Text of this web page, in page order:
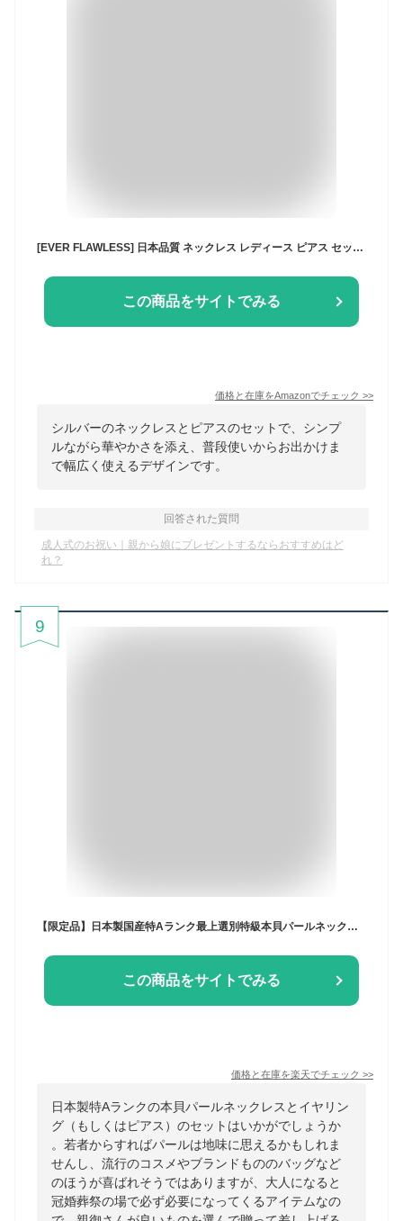
[EVER FLAWLESS] 日本品質 ネックレス レディース ピアス セット シルバー 彼女 クリスマス プレゼント 20代 30代 誕生日 記念日 ホワイトデー ギフト 金属アレルギー対応 アクセサリー
この商品をサイトでみる
価格と在庫をAmazonでチェック >>
シルバーのネックレスとピアスのセットで、シンプ
ルながら華やかさを添え、普段使いからお出かけま
で幅広く使えるデザインです。
回答された質問
成人式のお祝い｜親から娘にプレゼントするならおすすめはど
れ？
9
【限定品】日本製国産特Aランク最上選別特級本貝パールネックレスセット イヤリングピアス8mm花珠級 (フォーマル 冠婚葬祭 結婚式 披露宴 入学式 卒業式 七五三 成人祝い 就職祝い 結婚記念 クリスマスプレゼント 葬式 通夜 ブラックフォーマル 厄年 厄除け 大玉 3点セット)
この商品をサイトでみる
価格と在庫を楽天でチェック >>
日本製特Aランクの本貝パールネックレスとイヤリン
グ（もしくはピアス）のセットはいかがでしょうか
。若者からすればパールは地味に思えるかもしれま
せんし、流行のコスメやブランドもののバッグなど
のほうが喜ばれそうではありますが、大人になると
冠婚葬祭の場で必ず必要になってくるアイテムなの